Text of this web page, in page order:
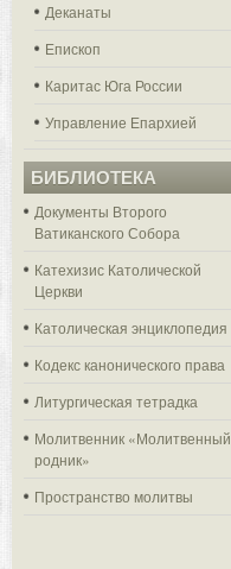
Деканаты
Епископ
Каритас Юга России
Управление Епархией
БИБЛИОТЕКА
Документы Второго
Ватиканского Собора
Катехизис Католической
Церкви
Католическая энциклопедия
Кодекс канонического права
Литургическая тетрадка
Молитвенник «Молитвенный
родник»
Пространство молитвы